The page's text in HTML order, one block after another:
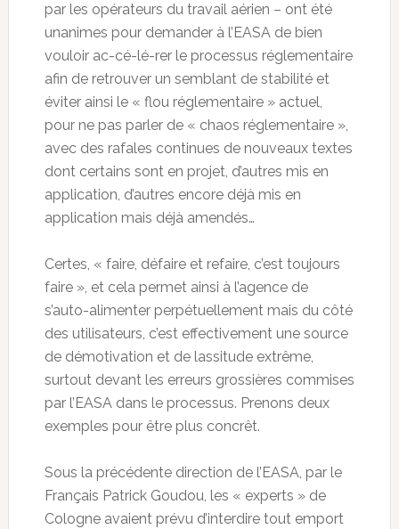
par les opérateurs du travail aérien – ont été
unanimes pour demander à l’EASA de bien
vouloir ac-cé-lé-rer le processus réglementaire
afin de retrouver un semblant de stabilité et
éviter ainsi le « flou réglementaire » actuel,
pour ne pas parler de « chaos réglementaire »,
avec des rafales continues de nouveaux textes
dont certains sont en projet, d’autres mis en
application, d’autres encore déjà mis en
application mais déjà amendés…
Certes, « faire, défaire et refaire, c’est toujours
faire », et cela permet ainsi à l’agence de
s’auto-alimenter perpétuellement mais du côté
des utilisateurs, c’est effectivement une source
de démotivation et de lassitude extrême,
surtout devant les erreurs grossières commises
par l’EASA dans le processus. Prenons deux
exemples pour être plus concrêt.
Sous la précédente direction de l’EASA, par le
Français Patrick Goudou, les « experts » de
Cologne avaient prévu d’interdire tout emport